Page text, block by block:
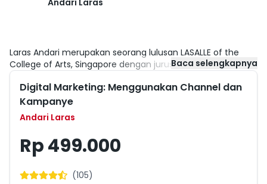
Andari Laras
Laras Andari merupakan seorang lulusan LASALLE of the
College of Arts, Singapore dengan jurusan Fine Arts. Ia
pernah bekerja di sebuah Collector’s Contemporary Gallery
dan Premium Pages Arts Consultancy and Management di
Singapore. Sekarang ia menjadi seorang freelancer di
bidang designer dan juga seorang Creative Director di
MyEduSolve dimana ia bertanggung jawab untuk social
media dan terlibat dalam digital marketing.
Baca selengkapnya
Digital Marketing: Menggunakan Channel dan
Kampanye
Andari Laras
Rp 499.000
(105)